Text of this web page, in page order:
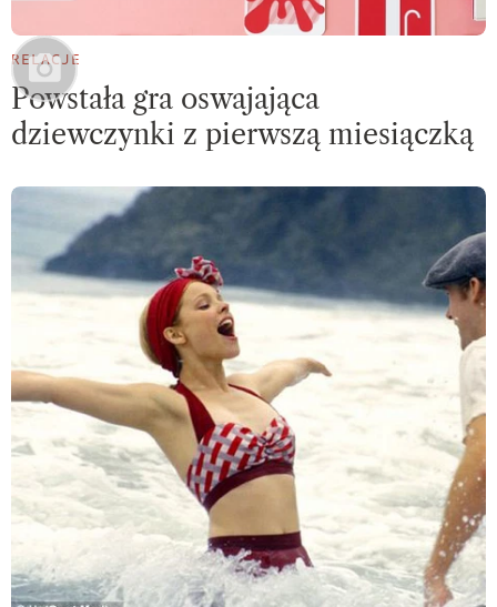
RELACJE
Powstała gra oswajająca
dziewczynki z pierwszą miesiączką